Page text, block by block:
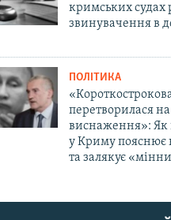
кримських судах
звинувачення в
ПОЛІТИКА
перетворилася
виснаження»: Як
у Криму пояснює
та залякує